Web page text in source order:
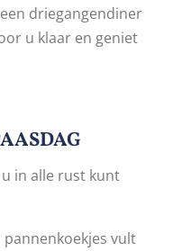
driegangendiner
u klaar en geniet
u in alle rust kunt
vult